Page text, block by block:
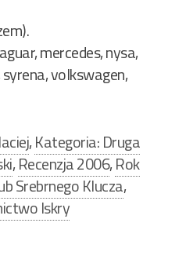
mercedes, nysa,
volkswagen,
,Kategoria: Druga
,Recenzja 2006,Rok
Srebrnego Klucza,
Iskry